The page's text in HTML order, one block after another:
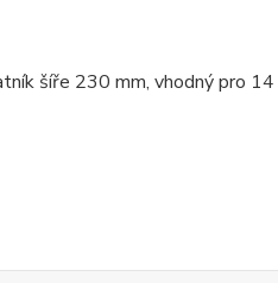
šíře 230 mm, vhodný pro